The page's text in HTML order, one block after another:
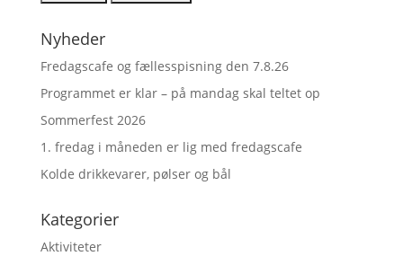
Nyheder
Fredagscafe og fællesspisning den 7.8.26
Programmet er klar – på mandag skal teltet op
Sommerfest 2026
1. fredag i måneden er lig med fredagscafe
Kolde drikkevarer, pølser og bål
Kategorier
Aktiviteter